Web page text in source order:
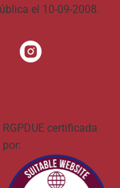
el 10-09-2008.
RGPDUE certificada
por: